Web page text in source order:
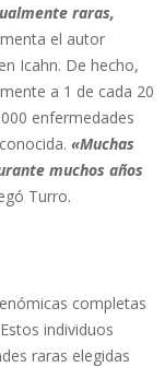
raras,
el autor
Icahn. De hecho,
a 1 de cada 20
enfermedades
«Muchas
muchos años
Turro.
completas
individuos
raras elegidas